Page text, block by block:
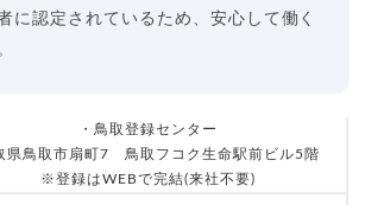
に認定されているため、安心して働く
・鳥取登録センター
県鳥取市扇町7 鳥取フコク生命駅前ビル5階
※登録はWEBで完結(来社不要)